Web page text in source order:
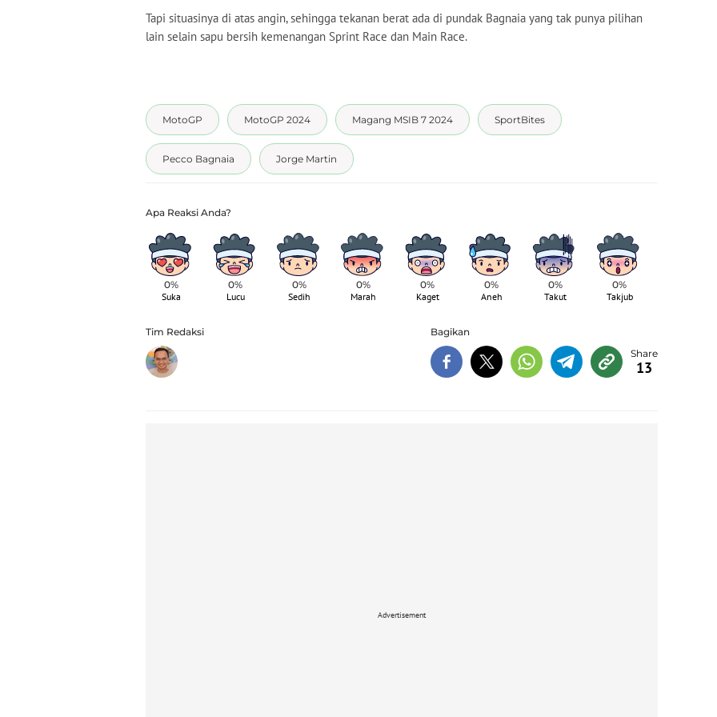
Tapi situasinya di atas angin, sehingga tekanan berat ada di pundak Bagnaia yang tak punya pilihan
lain selain sapu bersih kemenangan Sprint Race dan Main Race.
MotoGP MotoGP 2024 Magang MSIB 7 2024 SportBites
Pecco Bagnaia Jorge Martin
0%
Suka
0%
Lucu
0%
Sedih
0%
Marah
0%
Kaget
0%
Aneh
0%
Takut
0%
Takjub
Tim Redaksi Bagikan
13
Advertisement